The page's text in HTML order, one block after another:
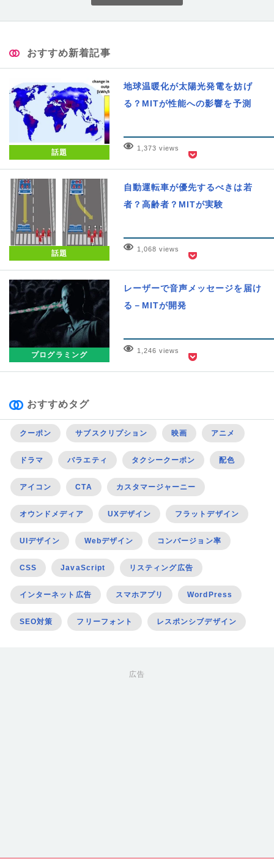
おすすめ新着記事
話題
地球温暖化が太陽光発電を妨げ
る？MITが性能への影響を予測
1,373 views
話題
自動運転車が優先するべきは若
者？高齢者？MITが実験
1,068 views
プログラミング
レーザーで音声メッセージを届け
る－MITが開発
1,246 views
おすすめタグ
クーポン サブスクリプション 映画 アニメ
ドラマ バラエティ タクシークーポン 配色
アイコン CTA カスタマージャーニー
オウンドメディア UXデザイン フラットデザイン
UIデザイン Webデザイン コンバージョン率
CSS JavaScript リスティング広告
インターネット広告 スマホアプリ WordPress
SEO対策 フリーフォント レスポンシブデザイン
広告